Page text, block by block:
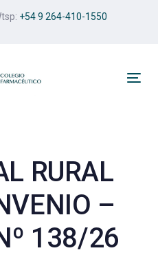
+54 9 264-410-1550
RURAL
–
138/26